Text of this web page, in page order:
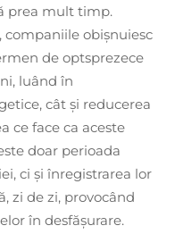
prea mult timp.
companiile obișnuiesc
de optsprezece
luând în
cât și reducerea
ce face ca aceste
doar perioada
ci și înregistrarea lor
zi de zi, provocând
în desfășurare.